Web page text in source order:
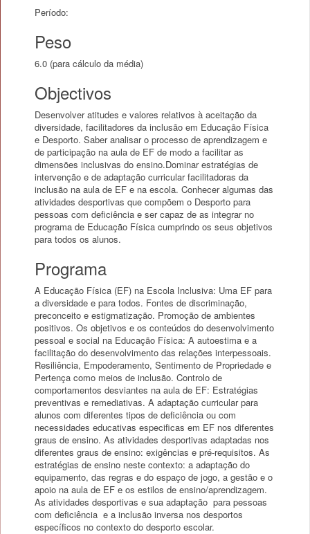
Período:
Peso
6.0 (para cálculo da média)
Objectivos
Desenvolver atitudes e valores relativos à aceitação da
diversidade, facilitadores da inclusão em Educação Física
e Desporto. Saber analisar o processo de aprendizagem e
de participação na aula de EF de modo a facilitar as
dimensões inclusivas do ensino.Dominar estratégias de
intervenção e de adaptação curricular facilitadoras da
inclusão na aula de EF e na escola. Conhecer algumas das
atividades desportivas que compõem o Desporto para
pessoas com deficiência e ser capaz de as integrar no
programa de Educação Física cumprindo os seus objetivos
para todos os alunos.
Programa
A Educação Física (EF) na Escola Inclusiva: Uma EF para
a diversidade e para todos. Fontes de discriminação,
preconceito e estigmatização. Promoção de ambientes
positivos. Os objetivos e os conteúdos do desenvolvimento
pessoal e social na Educação Física: A autoestima e a
facilitação do desenvolvimento das relações interpessoais.
Resiliência, Empoderamento, Sentimento de Propriedade e
Pertença como meios de inclusão. Controlo de
comportamentos desviantes na aula de EF: Estratégias
preventivas e remediativas. A adaptação curricular para
alunos com diferentes tipos de deficiência ou com
necessidades educativas especificas em EF nos diferentes
graus de ensino. As atividades desportivas adaptadas nos
diferentes graus de ensino: exigências e pré-requisitos. As
estratégias de ensino neste contexto: a adaptação do
equipamento, das regras e do espaço de jogo, a gestão e o
apoio na aula de EF e os estilos de ensino/aprendizagem.
As atividades desportivas e sua adaptação para pessoas
com deficiência e a inclusão inversa nos desportos
específicos no contexto do desporto escolar.